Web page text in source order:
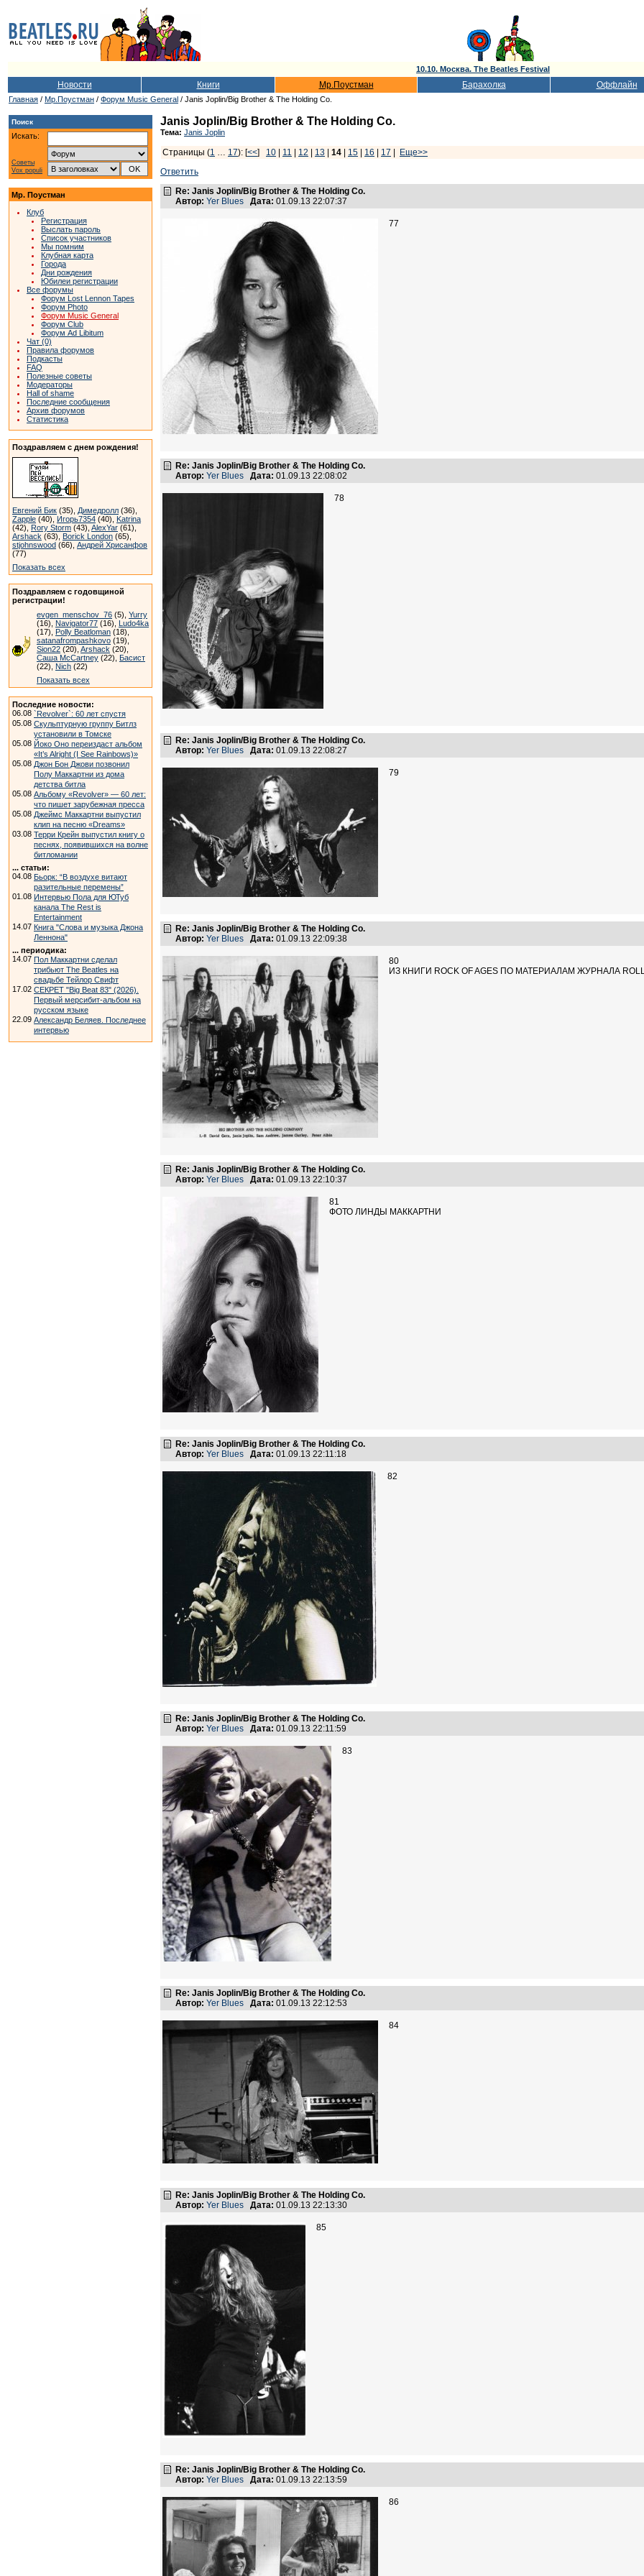
10.10. Москва. The Beatles Festival
Новости Книги Мр.Поустман Барахолка Оффлайн
Главная / Мр.Поустман / Форум Music General / Janis Joplin/Big Brother & The Holding Co.
Поиск
Искать:
Советы
Vox populi
Мр. Поустман
Клуб
Регистрация
Выслать пароль
Список участников
Мы помним
Клубная карта
Города
Дни рождения
Юбилеи регистрации
Все форумы
Форум Lost Lennon Tapes
Форум Photo
Форум Music General
Форум Club
Форум Ad Libitum
Чат (0)
Правила форумов
Подкасты
FAQ
Полезные советы
Модераторы
Hall of shame
Последние сообщения
Архив форумов
Статистика
Поздравляем с днем рождения!
Евгений Бик (35), Димедролл (36),
Zapple (40), Игорь7354 (40), Katrina
(42), Rory Storm (43), AlexYar (61),
Arshack (63), Borick London (65),
stjohnswood (66), Андрей Хрисанфов
(77)
Показать всех
Поздравляем с годовщиной
регистрации!
evgen_menschov_76 (5), Yurry
(16), Navigator77 (16), Ludo4ka
(17), Polly Beatloman (18),
satanafrompashkovo (19),
Sion22 (20), Arshack (20),
Саша McCartney (22), Басист
(22), Nich (22)
Показать всех
Последние новости:
06.08 `Revolver`: 60 лет спустя
05.08 Скульптурную группу Битлз
установили в Томске
05.08 Йоко Оно переиздаст альбом
«It’s Alright (I See Rainbows)»
05.08 Джон Бон Джови позвонил
Полу Маккартни из дома
детства битла
05.08 Альбому «Revolver» — 60 лет:
что пишет зарубежная пресса
05.08 Джеймс Маккартни выпустил
клип на песню «Dreams»
03.08 Терри Крейн выпустил книгу о
песнях, появившихся на волне
битломании
... статьи:
04.08 Бьорк: “В воздухе витают
разительные перемены”
01.08 Интервью Пола для ЮТуб
канала The Rest is
Entertainment
14.07 Книга "Слова и музыка Джона
Леннона"
... периодика:
14.07 Пол Маккартни сделал
трибьют The Beatles на
свадьбе Тейлор Свифт
17.02 СЕКРЕТ "Big Beat 83" (2026).
Первый мерсибит-альбом на
русском языке
22.09 Александр Беляев. Последнее
интервью
Janis Joplin/Big Brother & The Holding Co.
Тема: Janis Joplin
Страницы (1 … 17): [<<] 10 11 12 13 14 15 16 17
Еще>>
Ответить
Re: Janis Joplin/Big Brother & The Holding Co.
Автор: Yer Blues Дата: 01.09.13 22:07:37
77
Re: Janis Joplin/Big Brother & The Holding Co.
Автор: Yer Blues Дата: 01.09.13 22:08:02
78
Re: Janis Joplin/Big Brother & The Holding Co.
Автор: Yer Blues Дата: 01.09.13 22:08:27
79
Re: Janis Joplin/Big Brother & The Holding Co.
Автор: Yer Blues Дата: 01.09.13 22:09:38
80
ИЗ КНИГИ ROCK OF AGES ПО МАТЕРИАЛАМ ЖУРНАЛА
Re: Janis Joplin/Big Brother & The Holding Co.
Автор: Yer Blues Дата: 01.09.13 22:10:37
81
ФОТО ЛИНДЫ МАККАРТНИ
Re: Janis Joplin/Big Brother & The Holding Co.
Автор: Yer Blues Дата: 01.09.13 22:11:18
82
Re: Janis Joplin/Big Brother & The Holding Co.
Автор: Yer Blues Дата: 01.09.13 22:11:59
83
Re: Janis Joplin/Big Brother & The Holding Co.
Автор: Yer Blues Дата: 01.09.13 22:12:53
84
Re: Janis Joplin/Big Brother & The Holding Co.
Автор: Yer Blues Дата: 01.09.13 22:13:30
85
Re: Janis Joplin/Big Brother & The Holding Co.
Автор: Yer Blues Дата: 01.09.13 22:13:59
86